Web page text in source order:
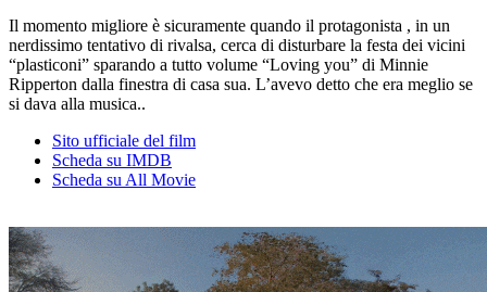
Il momento migliore è sicuramente quando il protagonista , in un
nerdissimo tentativo di rivalsa, cerca di disturbare la festa dei vicini
“plasticoni” sparando a tutto volume “Loving you” di Minnie
Ripperton dalla finestra di casa sua. L’avevo detto che era meglio se
si dava alla musica..
Sito ufficiale del film
Scheda su IMDB
Scheda su All Movie